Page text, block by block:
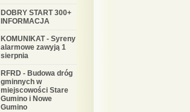
DOBRY START 300+
INFORMACJA
KOMUNIKAT - Syreny
alarmowe zawyją 1
sierpnia
RFRD - Budowa dróg
gminnych w
miejscowości Stare
Gumino i Nowe
Gumino